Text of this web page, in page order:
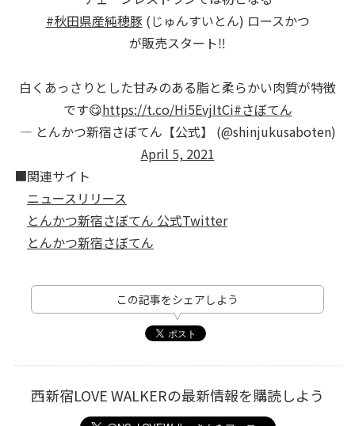
#秋田県産純穂豚(じゅんすいとん) ロースかつ
が販売スタート‼️
白くあっさりとした甘みのある脂と柔らかい肉質が特徴
です😋https://t.co/Hi5EvjItCi#さぼてん
— とんかつ新宿さぼてん【公式】 (@shinjukusaboten)
April 5, 2021
■関連サイト
ニュースリリース
とんかつ新宿さぼてん 公式Twitter
とんかつ新宿さぼてん
この記事をシェアしよう
西新宿LOVE WALKERの最新情報を購読しよう